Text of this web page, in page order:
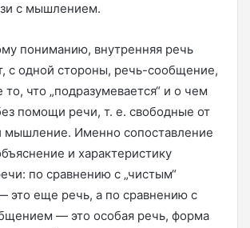
с мышлением.
пониманию, внутренняя речь
с одной стороны, речь-сообщение,
что „подразумевается“ и о чем
помощи речи, т. е. свободные от
мышление. Именно сопоставление
и характеристику
по сравнению с „чистым“
еще речь, а по сравнению с
— это особая речь, форма